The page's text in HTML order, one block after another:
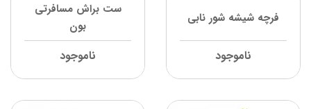
فرچه شیشه شور نابی
ناموجود
ست براش مسافرتی
بون
ناموجود